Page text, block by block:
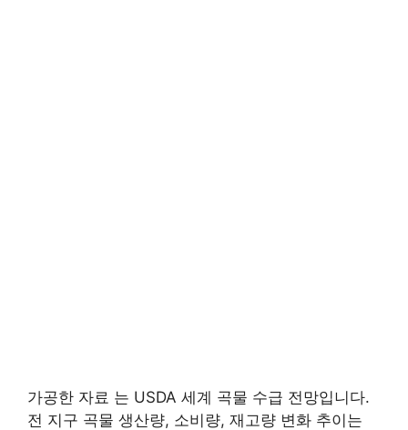
가공한 자료 는 USDA 세계 곡물 수급 전망입니다.
전 지구 곡물 생산량, 소비량, 재고량 변화 추이는